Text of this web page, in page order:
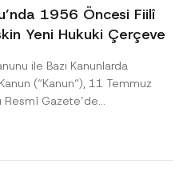
1956 Öncesi Fiilî
Yeni Hukuki Çerçeve
ile Bazı Kanunlarda
(“Kanun“), 11 Temmuz
Resmî Gazete’de